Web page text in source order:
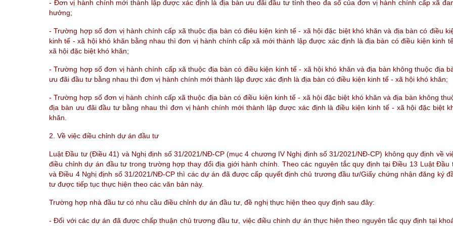
- Đơn vị hành chính mới thành lập được xác định là địa bàn ưu đãi đầu tư tính theo đa số của đơn vị hành chính cấp xã
hưởng;
- Trường hợp số đơn vị hành chính cấp xã thuộc địa bàn có điêu kiện kinh tế - xã hội đặc biệt khó khăn và địa bàn có điều
kinh tế - xã hội khó khăn bằng nhau thì đơn vị hành chính cấp xã mới thành lập được xác định là địa bàn có điều kiện kinh
xã hội đặc biệt khó khăn;
- Trường hợp số đơn vị hành chính cấp xã thuộc địa bàn có điều kiện kinh tế - xã hội khó khăn và địa bàn không thuộc địa
ưu đãi đầu tư bằng nhau thì đơn vị hành chính mới thành lập được xác định là địa bàn có điều kiện kinh tế - xã hội khó khăn;
- Trường hợp số đơn vị hành chính cấp xã thuộc địa bàn có điều kiện kinh tế - xã hội đặc biệt khó khăn và địa bàn không
địa bàn ưu đãi đầu tư bằng nhau thì đơn vị hành chính mới thành lập được xác định là điều kiện kinh tế - xã hội đặc biệt
khăn.
2. Về việc điều chỉnh dự án đầu tư
Luật Đầu tư (Điều 41) và Nghị định số 31/2021/NĐ-CP (mục 4 chương IV Nghị định số 31/2021/NĐ-CP) không quy định về
điều chỉnh dự án đầu tư trong trường hợp thay đổi địa giới hành chính. Theo các nguyên tắc quy định tạiĐiều 13 Luật Đầu
và Điều 4 Nghị định số 31/2021/NĐ-CP thì các dự án đã được cấp quyết định chủ trương đầu tư/Giấy chứng nhận đăng ký
tư được tiếp tục thực hiện theo các văn bản này.
Trường hợp nhà đầu tư có nhu cầu điều chỉnh dự án đầu tư, đề nghị thực hiện theo quy định sau đây:
- Đối với các dự án đã được chấp thuận chủ trương đầu tư, việc điều chinh dự án thực hiện theo nguyên tắc quy định tại